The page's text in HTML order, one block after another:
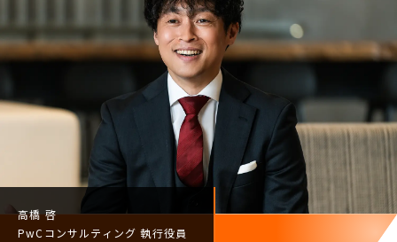
高橋 啓
PwCコンサルティング執行役員